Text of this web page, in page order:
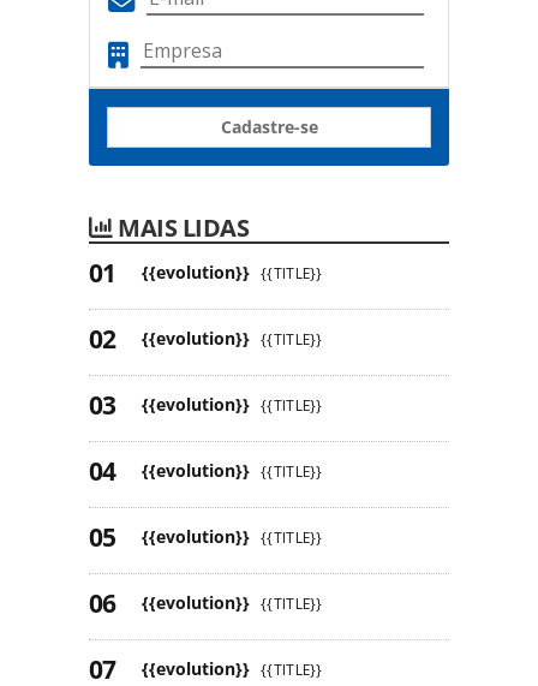
Cadastre-se
MAIS LIDAS
{{evolution}} {{TITLE}}
{{evolution}} {{TITLE}}
{{evolution}} {{TITLE}}
{{evolution}} {{TITLE}}
{{evolution}} {{TITLE}}
{{evolution}} {{TITLE}}
{{evolution}} {{TITLE}}